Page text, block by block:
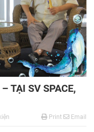
TẠI SV SPACE,
Print Email